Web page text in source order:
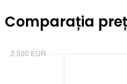
Comparația